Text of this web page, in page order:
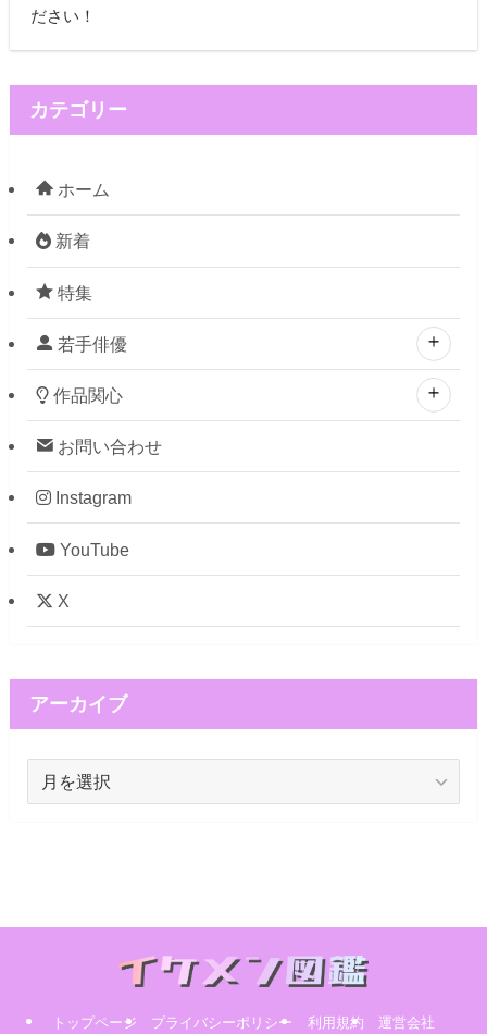
ださい！
カテゴリー
ホーム
新着
特集
若手俳優
作品関心
お問い合わせ
Instagram
YouTube
X
アーカイブ
トップページ プライバシーポリシー 利用規約 運営会社